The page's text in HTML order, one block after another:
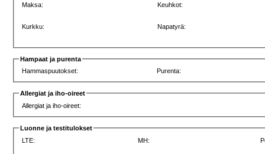
Maksa:
Keuhkot:
Kurkku: Napatyrä:
Hampaat ja purenta
Hammaspuutokset:
Purenta:
Allergiat ja iho-oireet
Allergiat ja iho-oireet:
Luonne ja testitulokset
LTE:
MH: